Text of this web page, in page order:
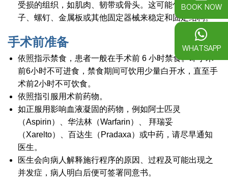
受损的组织，如肌肉、韧带或骨头。这可能包括使用钉
子、螺钉、金属板或其他固定器械来稳定和固定结构。
手术前准备
依照指示禁食，患者一般在手术前 6 小时禁食。即手术
前6小时不可进食，禁食期间可饮用少量白开水，直至手
术前2小时不可饮食。
依照指引服用术前药物。
如正服用影响血液凝固的药物，例如阿士匹灵
（Aspirin）、华法林（Warfarin）、 拜瑞妥
（Xarelto）、百达生（Pradaxa）或中药，请尽早通知
医生。
医生会向病人解释施行程序的原因、过程及可能出现之
并发症，病人明白后便可签署同意书。
BOOK NOW
WHATSAPP